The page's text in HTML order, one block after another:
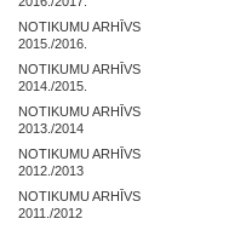
NOTIKUMU ARHĪVS
2015./2016.
NOTIKUMU ARHĪVS
2014./2015.
NOTIKUMU ARHĪVS
2013./2014
NOTIKUMU ARHĪVS
2012./2013
NOTIKUMU ARHĪVS
2011./2012